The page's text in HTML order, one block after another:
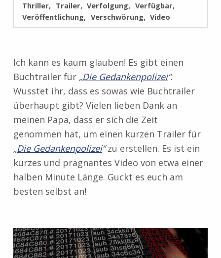
Thriller
Trailer Verfolgung
Verfügbar
Veröffentlichung
Verschwörung Video
Ich kann es kaum glauben! Es gibt einen
Buchtrailer für „Die Gedankenpolizei“.
Wusstet ihr, dass es sowas wie Buchtrailer
überhaupt gibt? Vielen lieben Dank an
meinen Papa, dass er sich die Zeit
genommen hat, um einen kurzen Trailer für
„Die Gedankenpolizei“zu erstellen. Es ist ein
kurzes und prägnantes Video von etwa einer
halben Minute Länge. Guckt es euch am
besten selbst an!